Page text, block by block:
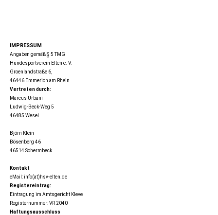
IMPRESSUM
Angaben gemäß § 5 TMG
Hundesportverein Elten e. V.
Groenlandstraße 6,
46446 Emmerich am Rhein
Vertreten durch:
Marcus Urbani
Ludwig-Beck-Weg 5
46485 Wesel
Björn Klein
Bösenberg 46
46514 Schermbeck
Kontakt
eMail: info(at)hsv-elten.de
Registereintrag:
Eintragung im Amtsgericht Kleve
Registernummer: VR 2040
Haftungsausschluss